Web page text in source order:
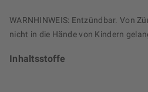
WARNHINWEIS: Entzündbar. Von
nicht in die Hände von Kindern
Inhaltsstoffe